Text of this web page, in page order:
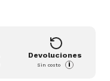
Devoluciones
Sin costo i